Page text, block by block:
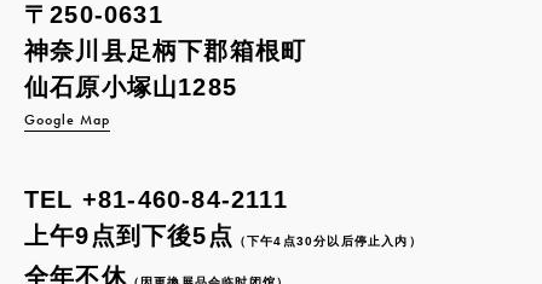
〒250-0631
神奈川县足柄下郡箱根町
仙石原小塚山1285
Google Map
TEL +81-460-84-2111
上午9点到下後5点
（下午4点30分以后停止入内）
全年不休